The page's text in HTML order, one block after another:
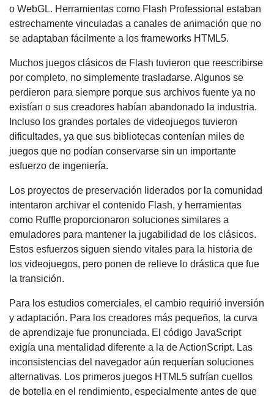
o WebGL. Herramientas como Flash Professional estaban
estrechamente vinculadas a canales de animación que no
se adaptaban fácilmente a los frameworks HTML5.
Muchos juegos clásicos de Flash tuvieron que reescribirse
por completo, no simplemente trasladarse. Algunos se
perdieron para siempre porque sus archivos fuente ya no
existían o sus creadores habían abandonado la industria.
Incluso los grandes portales de videojuegos tuvieron
dificultades, ya que sus bibliotecas contenían miles de
juegos que no podían conservarse sin un importante
esfuerzo de ingeniería.
Los proyectos de preservación liderados por la comunidad
intentaron archivar el contenido Flash, y herramientas
como Ruffle proporcionaron soluciones similares a
emuladores para mantener la jugabilidad de los clásicos.
Estos esfuerzos siguen siendo vitales para la historia de
los videojuegos, pero ponen de relieve lo drástica que fue
la transición.
Para los estudios comerciales, el cambio requirió inversión
y adaptación. Para los creadores más pequeños, la curva
de aprendizaje fue pronunciada. El código JavaScript
exigía una mentalidad diferente a la de ActionScript. Las
inconsistencias del navegador aún requerían soluciones
alternativas. Los primeros juegos HTML5 sufrían cuellos
de botella en el rendimiento, especialmente antes de que